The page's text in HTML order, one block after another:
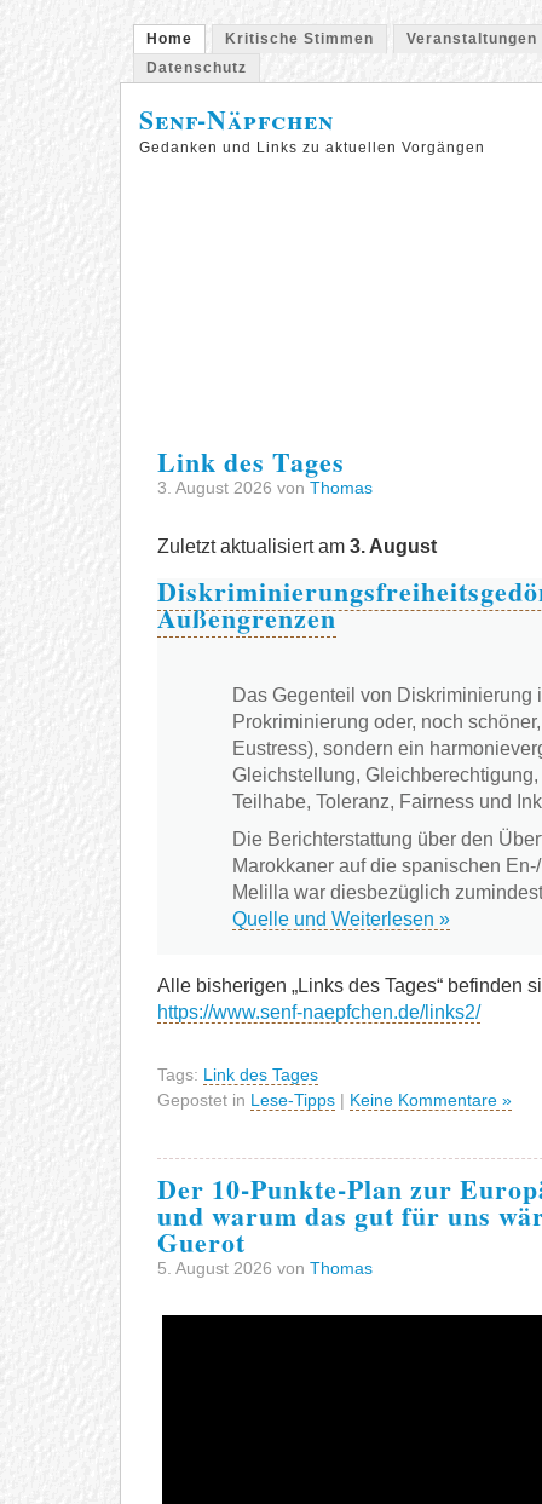
Home Kritische Stimmen
Veranstaltungen
Datenschutz
Senf-Näpfchen
Gedanken und Links zu aktuellen Vorgängen
Link des Tages
3. August 2026 von Thomas
Zuletzt aktualisiert am 3. August
Außengrenzen
Das Gegenteil von Diskriminierung
Prokriminierung oder, noch
Eustress), sondern ein
Gleichstellung,
Teilhabe, Toleranz, Fairness und
Die Berichterstattung über den
Marokkaner auf die spanischen
Melilla war diesbezüglich
Quelle und Weiterlesen »
Alle bisherigen „Links des Tages“ befinden
https://www.senf-naepfchen.de/links2/
Tags: Link des Tages
Gepostet in Lese-Tipps | Keine Kommentare »
Der 10-Punkte-Plan zur
und warum das gut für uns
Guerot
5. August 2026 von Thomas